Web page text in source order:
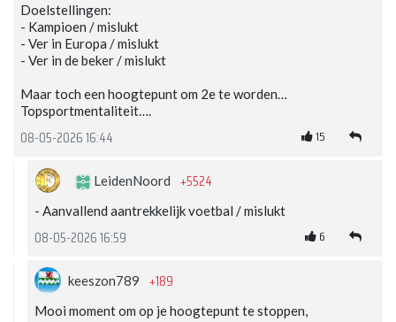
Doelstellingen:
- Kampioen / mislukt
- Ver in Europa / mislukt
- Ver in de beker / mislukt
Maar toch een hoogtepunt om 2e te worden…
Topsportmentaliteit….
08-05-2026 16:44 15
LeidenNoord +5524
- Aanvallend aantrekkelijk voetbal / mislukt
08-05-2026 16:59 6
keeszon789 +189
Mooi moment om op je hoogtepunt te stoppen,